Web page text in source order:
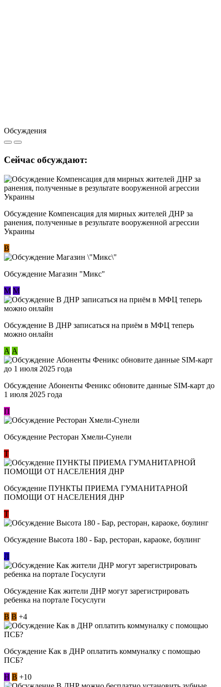
Обсуждения
Сейчас обсуждают:
Обсуждение Компенсация для мирных жителей ДНР за
ранения, полученные в результате вооруженной агрессии
Украины
В
Обсуждение Магазин "Микс"
М М
Обсуждение В ДНР записаться на приём в МФЦ теперь
можно онлайн
А А
Обсуждение Абоненты Феникс обновите данные SIM-карт до
1 июля 2025 года
П
Обсуждение Ресторан Хмели-Сунели
Т
Обсуждение ​ПУНКТЫ ПРИЕМА ГУМАНИТАРНОЙ
ПОМОЩИ ОТ НАСЕЛЕНИЯ ДНР
Т
Обсуждение Высота 180 - Бар, ресторан, караоке, боулинг
Л
Обсуждение Как жители ДНР могут зарегистрировать
ребенка на портале Госуслуги
В В +4
Обсуждение Как в ДНР оплатить коммуналку с помощью
ПСБ?
Н В +10